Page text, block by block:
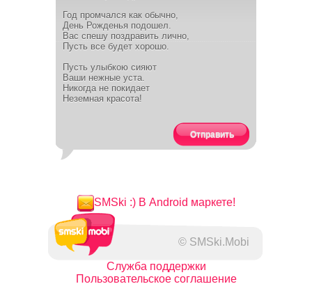
Год промчался как обычно,
День Рожденья подошел.
Вас спешу поздравить лично,
Пусть все будет хорошо.
Пусть улыбкою сияют
Ваши нежные уста.
Никогда не покидает
Неземная красота!
Отправить
SMSki :) В Android маркете!
© SMSki.Mobi
Служба поддержки
Пользовательское соглашение